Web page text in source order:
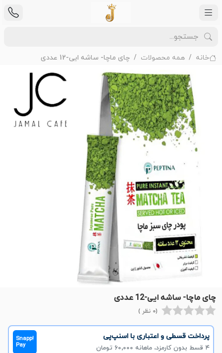
خانه همه محصولات چای ماچا- ساشه ایی-12 عددی
چای ماچا- ساشه ایی-12 عددی
(0 نظر )
پرداخت قسطی و اعتباری با اسنپ‌پی
۴ قسط بدون کارمزد، ماهانه ۶۰٬۰۰۰ تومان
Snapp!
Pay